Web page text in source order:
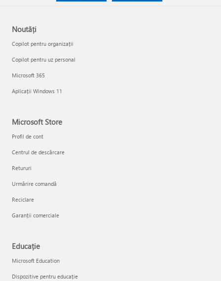
Noutăți
Copilot pentru organizații
Copilot pentru uz personal
Microsoft 365
Aplicații Windows 11
Microsoft Store
Profil de cont
Centrul de descărcare
Retururi
Urmărire comandă
Reciclare
Garanții comerciale
Educație
Microsoft Education
Dispozitive pentru educație